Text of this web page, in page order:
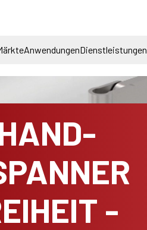
AnwendungenDienstleistungen
-